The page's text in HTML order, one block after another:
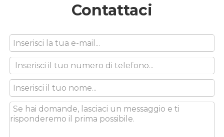
Contattaci